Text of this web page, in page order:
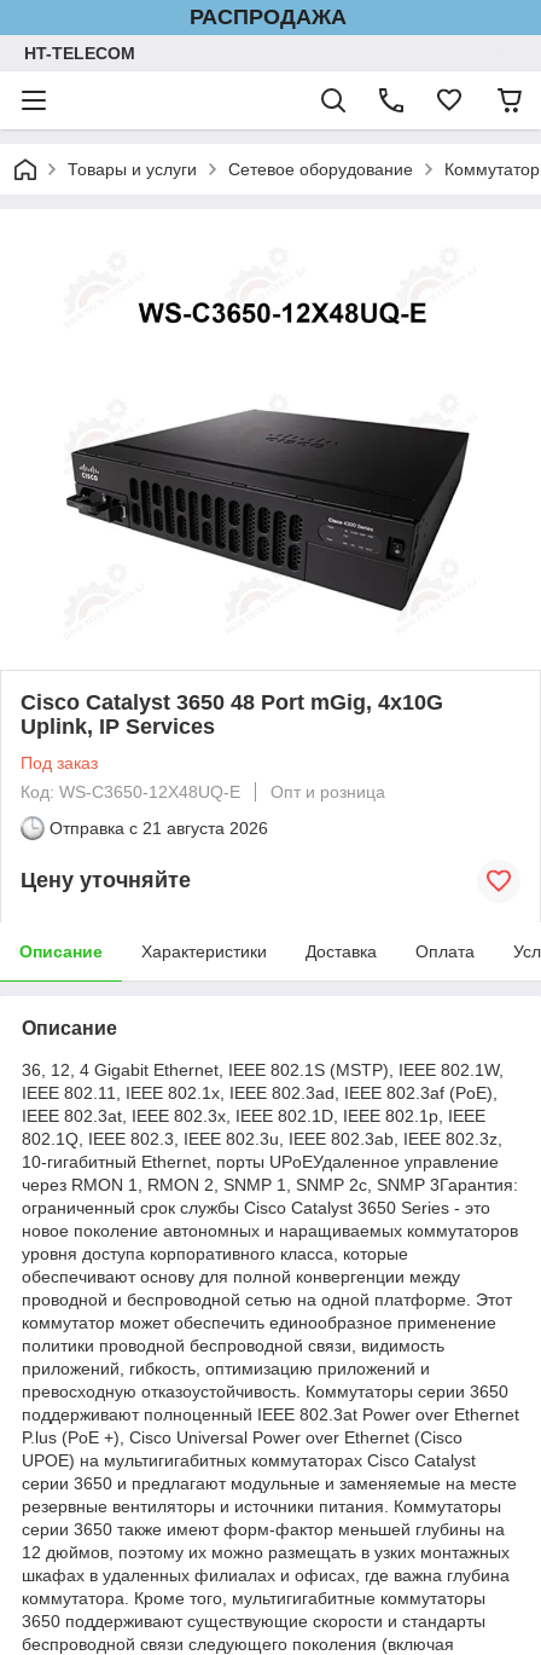
РАСПРОДАЖА
HT-TELECOM
Товары и услуги Сетевое оборудование
Cisco Catalyst 3650 48 Port mGig, 4x10G
Uplink, IP Services
Под заказ
Код: WS-C3650-12X48UQ-E
Опт и розница
Отправка с 21 августа 2026
Цену уточняйте
Описание Характеристики Доставка Оплата
Описание
36, 12, 4 Gigabit Ethernet, IEEE 802.1S (MSTP), IEEE 802.1W,
IEEE 802.11, IEEE 802.1x, IEEE 802.3ad, IEEE 802.3af (PoE),
IEEE 802.3at, IEEE 802.3x, IEEE 802.1D, IEEE 802.1p, IEEE
802.1Q, IEEE 802.3, IEEE 802.3u, IEEE 802.3ab, IEEE 802.3z,
10-гигабитный Ethernet, порты UPoEУдаленное управление
через RMON 1, RMON 2, SNMP 1, SNMP 2c, SNMP 3Гарантия:
ограниченный срок службы Cisco Catalyst 3650 Series - это
новое поколение автономных и наращиваемых коммутаторов
уровня доступа корпоративного класса, которые
обеспечивают основу для полной конвергенции между
проводной и беспроводной сетью на одной платформе. Этот
коммутатор может обеспечить единообразное применение
политики проводной беспроводной связи, видимость
приложений, гибкость, оптимизацию приложений и
превосходную отказоустойчивость. Коммутаторы серии 3650
поддерживают полноценный IEEE 802.3at Power over Ethernet
P.lus (PoE +), Cisco Universal Power over Ethernet (Cisco
UPOE) на мультигигабитных коммутаторах Cisco Catalyst
серии 3650 и предлагают модульные и заменяемые на месте
резервные вентиляторы и источники питания. Коммутаторы
серии 3650 также имеют форм-фактор меньшей глубины на
12 дюймов, поэтому их можно размещать в узких монтажных
шкафах в удаленных филиалах и офисах, где важна глубина
коммутатора. Кроме того, мультигигабитные коммутаторы
3650 поддерживают существующие скорости и стандарты
беспроводной связи следующего поколения (включая